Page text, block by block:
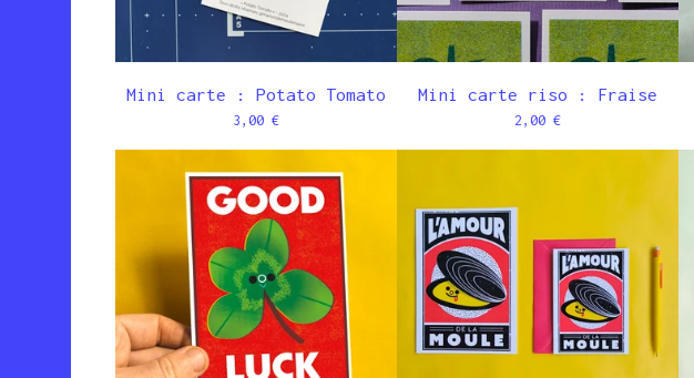
Mini carte : Potato Tomato
3,00 €
Mini carte riso : Fraise
2,00 €